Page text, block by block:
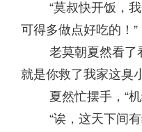
“莫叔快开饭，我
可得多做点好吃的！”
老莫朝夏然看了看
就是你救了我家这臭
夏然忙摆手，“机
“诶，这天下间有